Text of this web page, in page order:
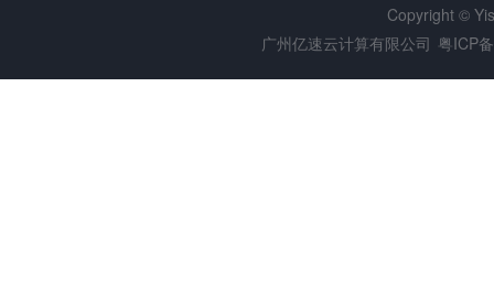
Copyright ©
广州亿速云计算有限公司 粤ICP